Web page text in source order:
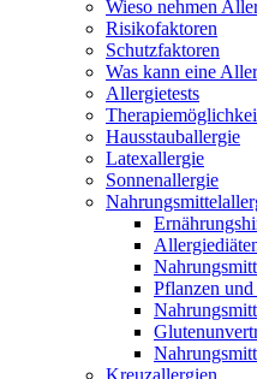
Wieso nehmen
Risikofaktoren
Schutzfaktoren
Was kann eine
Allergietests
Hausstauballergie
Latexallergie
Sonnenallergie
Pflanzen
Kreuzallergien